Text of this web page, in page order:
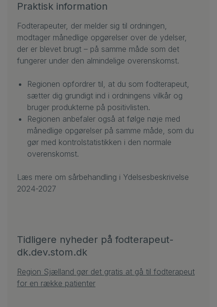
Praktisk information
Fodterapeuter, der melder sig til ordningen,
modtager månedlige opgørelser over de ydelser,
der er blevet brugt – på samme måde som det
fungerer under den almindelige overenskomst.
Regionen opfordrer til, at du som fodterapeut,
sætter dig grundigt ind i ordningens vilkår og
bruger produkterne på positivlisten.
Regionen anbefaler også at følge nøje med
månedlige opgørelser på samme måde, som du
gør med kontrolstatistikken i den normale
overenskomst.
Læs mere om sårbehandling i Ydelsesbeskrivelse
2024-2027
Tidligere nyheder på fodterapeut-
dk.dev.stom.dk
Region Sjælland gør det gratis at gå til fodterapeut
for en række patienter